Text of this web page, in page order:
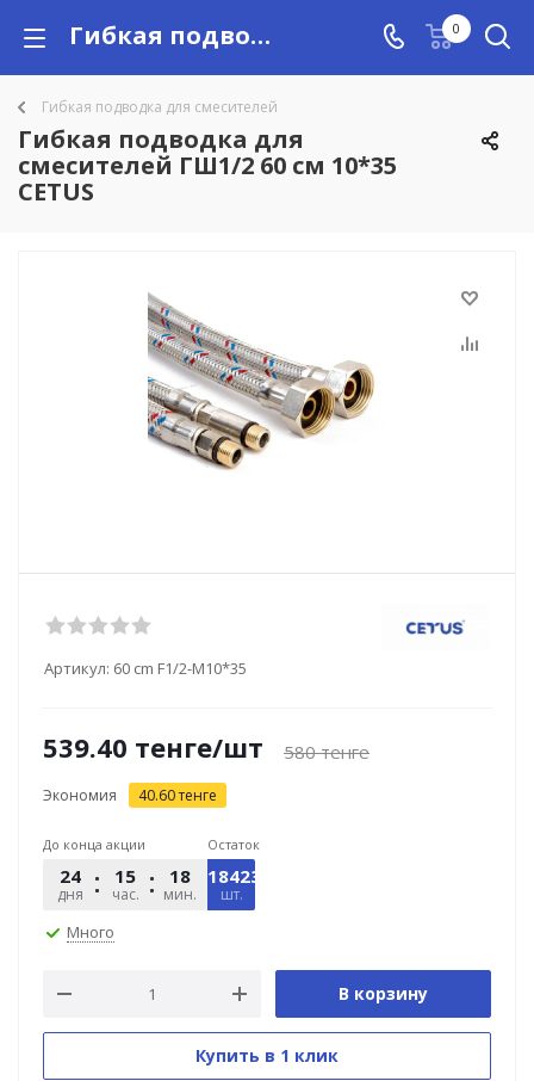
Гибкая подводка для смесителей ГШ1/2 60 см 10*35 CETUS купить в Алматы с доставкой по Казахстану, цены 0
Гибкая подводка для смесителей
Гибкая подводка для
смесителей ГШ1/2 60 см 10*35
CETUS
Артикул: 60 cm F1/2-M10*35
539.40 тенге/шт 580тенге
Экономия 40.60тенге
До конца акции
24
дня
15
час.
18
мин.
58
сек.
Остаток
18423
шт.
Много
В корзину
Купить в 1 клик